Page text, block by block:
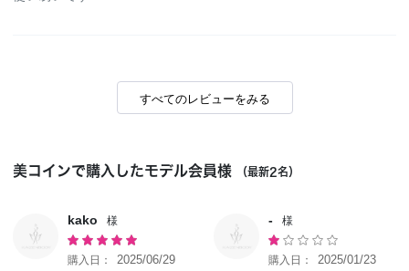
すべてのレビューをみる
美コインで購入したモデル会員様 （最新2名）
kako
2025/06/29
-
2025/01/23